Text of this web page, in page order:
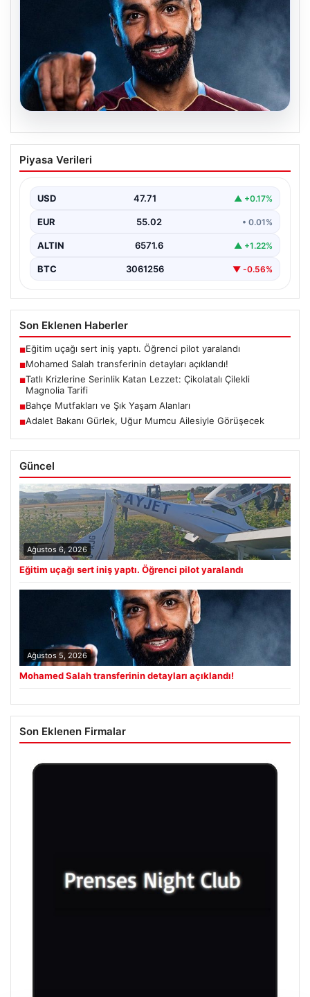
05.08.2026
Mohamed Salah transferinin detayları
açıklandı!
Piyasa Verileri
USD 47.71 ▲ +0.17%
EUR 55.02 • 0.01%
ALTIN 6571.6 ▲ +1.22%
BTC 3061256 ▼ -0.56%
Son Eklenen Haberler
■Eğitim uçağı sert iniş yaptı. Öğrenci pilot yaralandı
■Mohamed Salah transferinin detayları açıklandı!
■Tatlı Krizlerine Serinlik Katan Lezzet: Çikolatalı Çilekli
Magnolia Tarifi
■Bahçe Mutfakları ve Şık Yaşam Alanları
■Adalet Bakanı Gürlek, Uğur Mumcu Ailesiyle Görüşecek
Güncel
Ağustos 6, 2026
Eğitim uçağı sert iniş yaptı. Öğrenci pilot yaralandı
Ağustos 5, 2026
Mohamed Salah transferinin detayları açıklandı!
Son Eklenen Firmalar